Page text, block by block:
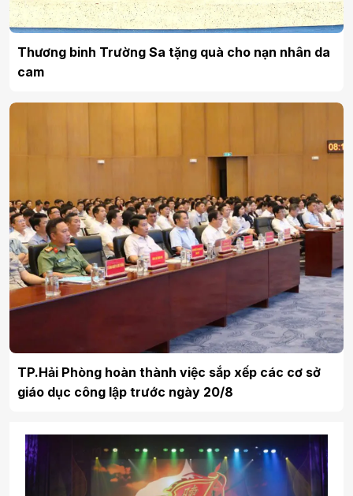
Thương binh Trường Sa tặng quà cho nạn nhân da
cam
TP.Hải Phòng hoàn thành việc sắp xếp các cơ sở
giáo dục công lập trước ngày 20/8